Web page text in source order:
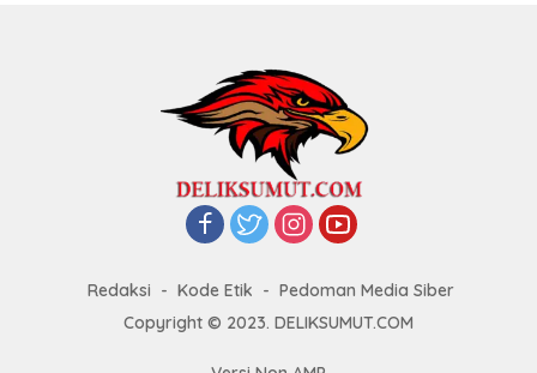
Redaksi Kode Etik
Pedoman Media Siber
Copyright © 2023. DELIKSUMUT.COM